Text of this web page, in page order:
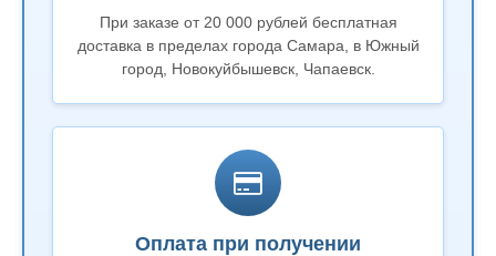
При заказе от 20 000 рублей бесплатная
доставка в пределах города Самара, в Южный
город, Новокуйбышевск, Чапаевск.
Оплата при получении